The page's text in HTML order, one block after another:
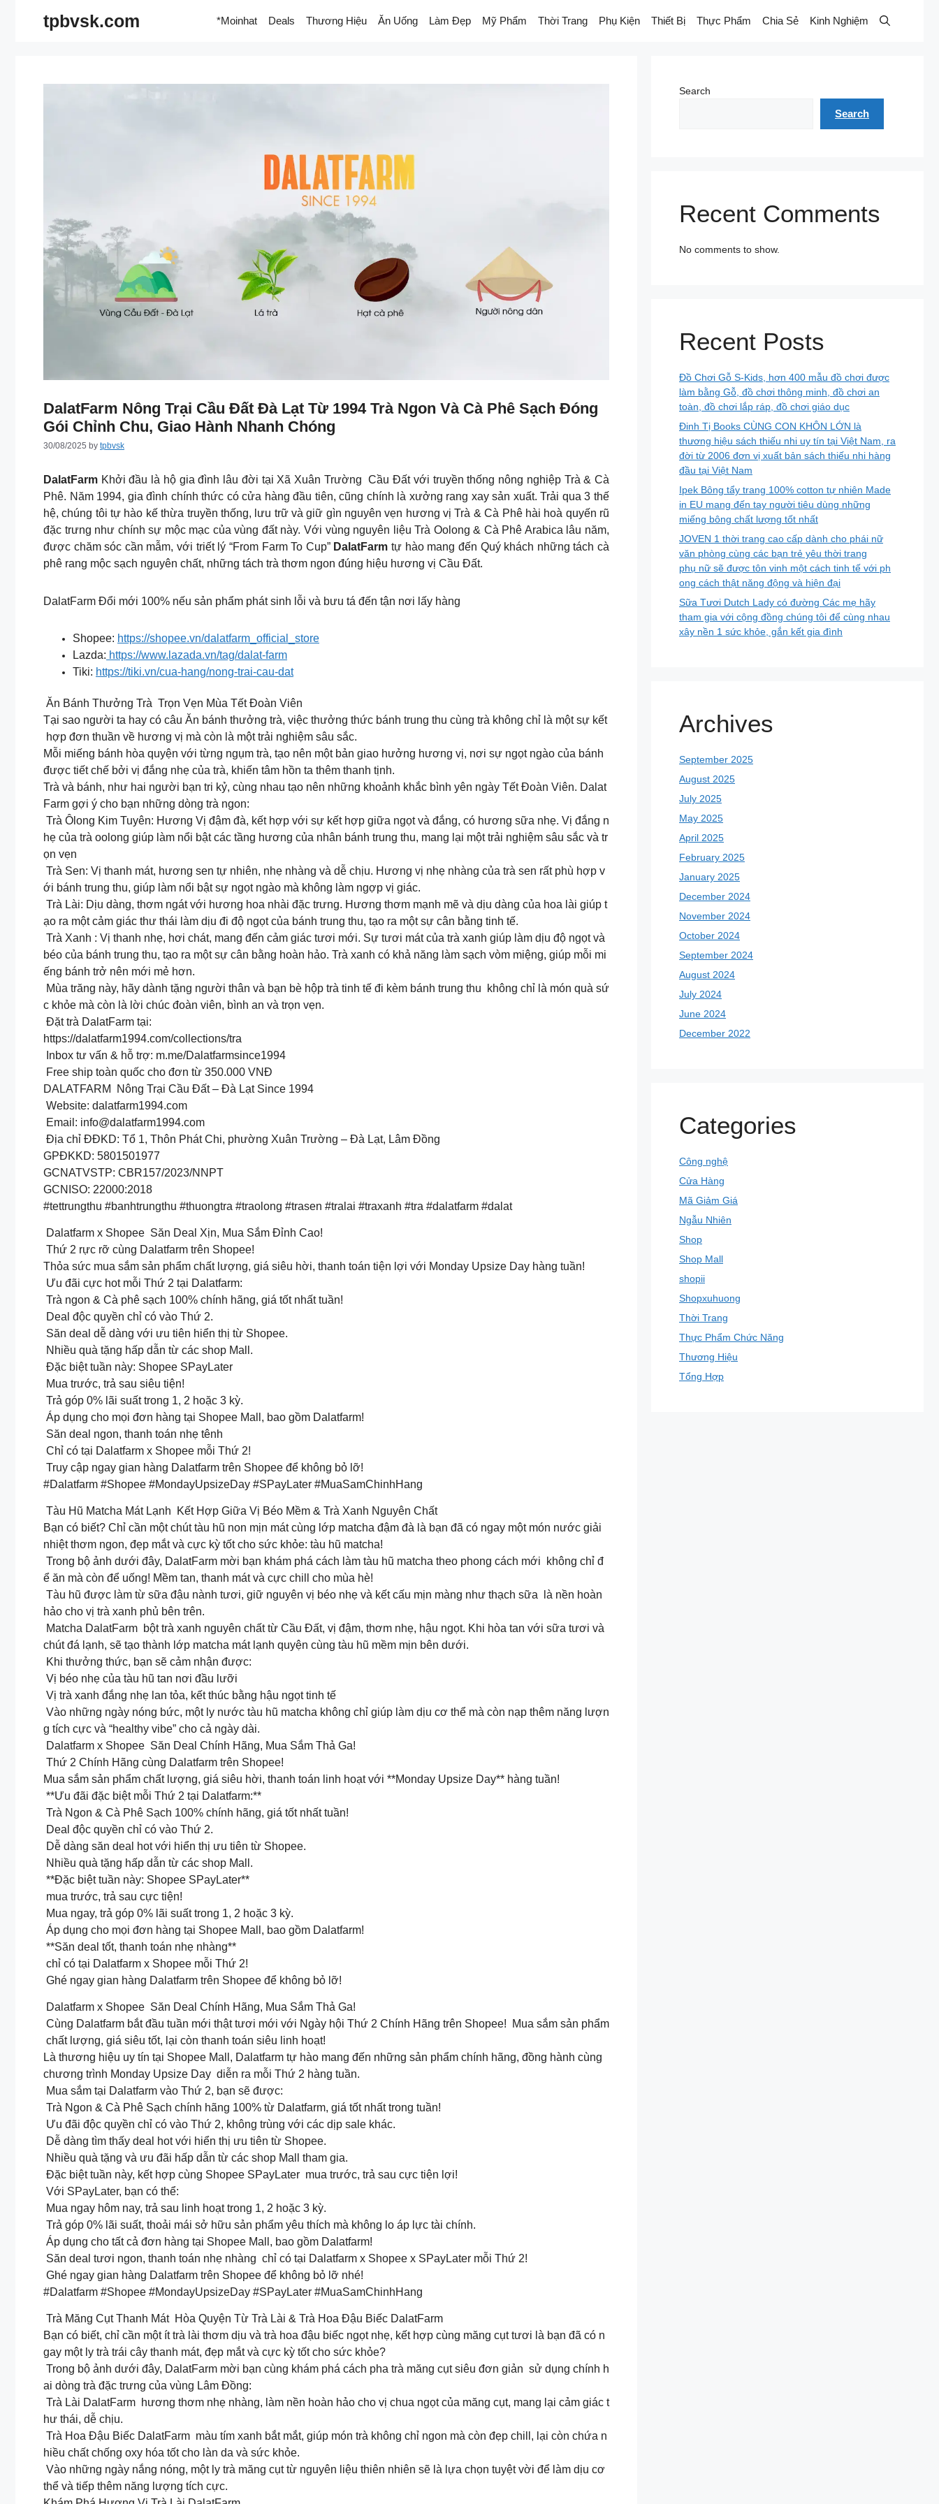
tpbvsk.com *Moinhat Deals Thương Hiệu Ăn Uống Làm Đẹp Mỹ Phẩm Thời Trang Phụ Kiện Thiết Bị Thực Phẩm Chia Sẻ Kinh Nghiệm
DalatFarm Nông Trại Cầu Đất Đà Lạt Từ 1994 Trà Ngon Và Cà Phê Sạch Đóng
Gói Chỉnh Chu, Giao Hành Nhanh Chóng
30/08/2025 by tpbvsk
DalatFarm Khởi đầu là hộ gia đình lâu đời tại Xã Xuân Trường Cầu Đất với truyền thống nông nghiệp Trà & Cà
Phê. Năm 1994, gia đình chính thức có cửa hàng đầu tiên, cũng chính là xưởng rang xay sản xuất. Trải qua 3 thế
hệ, chúng tôi tự hào kế thừa truyền thống, lưu trữ và giữ gìn nguyên vẹn hương vị Trà & Cà Phê hài hoà quyến rũ
đặc trưng như chính sự mộc mạc của vùng đất này. Với vùng nguyên liệu Trà Oolong & Cà Phê Arabica lâu năm,
được chăm sóc cần mẫm, với triết lý “From Farm To Cup” DalatFarm tự hào mang đến Quý khách những tách cà
phê rang mộc sạch nguyên chất, những tách trà thơm ngon đúng hiệu hương vị Cầu Đất.
DalatFarm Đổi mới 100% nếu sản phẩm phát sinh lỗi và bưu tá đến tận nơi lấy hàng
Shopee: https://shopee.vn/dalatfarm_official_store
Lazda: https://www.lazada.vn/tag/dalat-farm
Tiki: https://tiki.vn/cua-hang/nong-trai-cau-dat
Ăn Bánh Thưởng Trà Trọn Vẹn Mùa Tết Đoàn Viên
Tại sao người ta hay có câu Ăn bánh thưởng trà, việc thưởng thức bánh trung thu cùng trà không chỉ là một sự kết
hợp đơn thuần về hương vị mà còn là một trải nghiệm sâu sắc.
Mỗi miếng bánh hòa quyện với từng ngụm trà, tạo nên một bản giao hưởng hương vị, nơi sự ngọt ngào của bánh
được tiết chế bởi vị đắng nhẹ của trà, khiến tâm hồn ta thêm thanh tịnh.
Trà và bánh, như hai người bạn tri kỷ, cùng nhau tạo nên những khoảnh khắc bình yên ngày Tết Đoàn Viên. Dalat
Farm gợi ý cho bạn những dòng trà ngon:
Trà Ôlong Kim Tuyên: Hương Vị đậm đà, kết hợp với sự kết hợp giữa ngọt và đắng, có hương sữa nhẹ. Vị đắng n
hẹ của trà oolong giúp làm nổi bật các tầng hương của nhân bánh trung thu, mang lại một trải nghiệm sâu sắc và tr
ọn vẹn
Trà Sen: Vị thanh mát, hương sen tự nhiên, nhẹ nhàng và dễ chịu. Hương vị nhẹ nhàng của trà sen rất phù hợp v
ới bánh trung thu, giúp làm nổi bật sự ngọt ngào mà không làm ngợp vị giác.
Trà Lài: Dịu dàng, thơm ngát với hương hoa nhài đặc trưng. Hương thơm mạnh mẽ và dịu dàng của hoa lài giúp t
ạo ra một cảm giác thư thái làm dịu đi độ ngọt của bánh trung thu, tạo ra một sự cân bằng tinh tế.
Trà Xanh : Vị thanh nhẹ, hơi chát, mang đến cảm giác tươi mới. Sự tươi mát của trà xanh giúp làm dịu độ ngọt và
béo của bánh trung thu, tạo ra một sự cân bằng hoàn hảo. Trà xanh có khả năng làm sạch vòm miệng, giúp mỗi mi
ếng bánh trở nên mới mẻ hơn.
Mùa trăng này, hãy dành tặng người thân và bạn bè hộp trà tinh tế đi kèm bánh trung thu không chỉ là món quà sứ
c khỏe mà còn là lời chúc đoàn viên, bình an và trọn vẹn.
Đặt trà DalatFarm tại:
https://dalatfarm1994.com/collections/tra
Inbox tư vấn & hỗ trợ: m.me/Dalatfarmsince1994
Free ship toàn quốc cho đơn từ 350.000 VNĐ
DALATFARM Nông Trại Cầu Đất – Đà Lạt Since 1994
Website: dalatfarm1994.com
Email: info@dalatfarm1994.com
Địa chỉ ĐĐKD: Tổ 1, Thôn Phát Chi, phường Xuân Trường – Đà Lạt, Lâm Đồng
GPĐKKD: 5801501977
GCNATVSTP: CBR157/2023/NNPT
GCNISO: 22000:2018
#tettrungthu #banhtrungthu #thuongtra #traolong #trasen #tralai #traxanh #tra #dalatfarm #dalat
Dalatfarm x Shopee Săn Deal Xịn, Mua Sắm Đỉnh Cao!
Thứ 2 rực rỡ cùng Dalatfarm trên Shopee!
Thỏa sức mua sắm sản phẩm chất lượng, giá siêu hời, thanh toán tiện lợi với Monday Upsize Day hàng tuần!
Ưu đãi cực hot mỗi Thứ 2 tại Dalatfarm:
Trà ngon & Cà phê sạch 100% chính hãng, giá tốt nhất tuần!
Deal độc quyền chỉ có vào Thứ 2.
Săn deal dễ dàng với ưu tiên hiển thị từ Shopee.
Nhiều quà tặng hấp dẫn từ các shop Mall.
Đặc biệt tuần này: Shopee SPayLater
Mua trước, trả sau siêu tiện!
Trả góp 0% lãi suất trong 1, 2 hoặc 3 kỳ.
Áp dụng cho mọi đơn hàng tại Shopee Mall, bao gồm Dalatfarm!
Săn deal ngon, thanh toán nhẹ tênh
Chỉ có tại Dalatfarm x Shopee mỗi Thứ 2!
Truy cập ngay gian hàng Dalatfarm trên Shopee để không bỏ lỡ!
#Dalatfarm #Shopee #MondayUpsizeDay #SPayLater #MuaSamChinhHang
Tàu Hũ Matcha Mát Lạnh Kết Hợp Giữa Vị Béo Mềm & Trà Xanh Nguyên Chất
Bạn có biết? Chỉ cần một chút tàu hũ non mịn mát cùng lớp matcha đậm đà là bạn đã có ngay một món nước giải
nhiệt thơm ngon, đẹp mắt và cực kỳ tốt cho sức khỏe: tàu hũ matcha!
Trong bộ ảnh dưới đây, DalatFarm mời bạn khám phá cách làm tàu hũ matcha theo phong cách mới không chỉ đ
ể ăn mà còn để uống! Mềm tan, thanh mát và cực chill cho mùa hè!
Tàu hũ được làm từ sữa đậu nành tươi, giữ nguyên vị béo nhẹ và kết cấu mịn màng như thạch sữa là nền hoàn
hảo cho vị trà xanh phủ bên trên.
Matcha DalatFarm bột trà xanh nguyên chất từ Cầu Đất, vị đậm, thơm nhẹ, hậu ngọt. Khi hòa tan với sữa tươi và
chút đá lạnh, sẽ tạo thành lớp matcha mát lạnh quyện cùng tàu hũ mềm mịn bên dưới.
Khi thưởng thức, bạn sẽ cảm nhận được:
Vị béo nhẹ của tàu hũ tan nơi đầu lưỡi
Vị trà xanh đắng nhẹ lan tỏa, kết thúc bằng hậu ngọt tinh tế
️ Vào những ngày nóng bức, một ly nước tàu hũ matcha không chỉ giúp làm dịu cơ thể mà còn nạp thêm năng lượn
g tích cực và “healthy vibe” cho cả ngày dài.
Dalatfarm x Shopee Săn Deal Chính Hãng, Mua Sắm Thả Ga!
Thứ 2 Chính Hãng cùng Dalatfarm trên Shopee!
Mua sắm sản phẩm chất lượng, giá siêu hời, thanh toán linh hoạt với **Monday Upsize Day** hàng tuần!
**Ưu đãi đặc biệt mỗi Thứ 2 tại Dalatfarm:**
Trà Ngon & Cà Phê Sạch 100% chính hãng, giá tốt nhất tuần!
Deal độc quyền chỉ có vào Thứ 2.
Dễ dàng săn deal hot với hiển thị ưu tiên từ Shopee.
Nhiều quà tặng hấp dẫn từ các shop Mall.
**Đặc biệt tuần này: Shopee SPayLater**
mua trước, trả sau cực tiện!
Mua ngay, trả góp 0% lãi suất trong 1, 2 hoặc 3 kỳ.
Áp dụng cho mọi đơn hàng tại Shopee Mall, bao gồm Dalatfarm!
**Săn deal tốt, thanh toán nhẹ nhàng**
chỉ có tại Dalatfarm x Shopee mỗi Thứ 2!
Ghé ngay gian hàng Dalatfarm trên Shopee để không bỏ lỡ!
Dalatfarm x Shopee Săn Deal Chính Hãng, Mua Sắm Thả Ga!
Cùng Dalatfarm bắt đầu tuần mới thật tươi mới với Ngày hội Thứ 2 Chính Hãng trên Shopee! Mua sắm sản phẩm
chất lượng, giá siêu tốt, lại còn thanh toán siêu linh hoạt!
Là thương hiệu uy tín tại Shopee Mall, Dalatfarm tự hào mang đến những sản phẩm chính hãng, đồng hành cùng
chương trình Monday Upsize Day diễn ra mỗi Thứ 2 hàng tuần.
Mua sắm tại Dalatfarm vào Thứ 2, bạn sẽ được:
Trà Ngon & Cà Phê Sạch chính hãng 100% từ Dalatfarm, giá tốt nhất trong tuần!
Ưu đãi độc quyền chỉ có vào Thứ 2, không trùng với các dịp sale khác.
Dễ dàng tìm thấy deal hot với hiển thị ưu tiên từ Shopee.
Nhiều quà tặng và ưu đãi hấp dẫn từ các shop Mall tham gia.
Đặc biệt tuần này, kết hợp cùng Shopee SPayLater mua trước, trả sau cực tiện lợi!
Với SPayLater, bạn có thể:
Mua ngay hôm nay, trả sau linh hoạt trong 1, 2 hoặc 3 kỳ.
Trả góp 0% lãi suất, thoải mái sở hữu sản phẩm yêu thích mà không lo áp lực tài chính.
Áp dụng cho tất cả đơn hàng tại Shopee Mall, bao gồm Dalatfarm!
Săn deal tươi ngon, thanh toán nhẹ nhàng chỉ có tại Dalatfarm x Shopee x SPayLater mỗi Thứ 2!
Ghé ngay gian hàng Dalatfarm trên Shopee để không bỏ lỡ nhé!
#Dalatfarm #Shopee #MondayUpsizeDay #SPayLater #MuaSamChinhHang
Trà Măng Cụt Thanh Mát Hòa Quyện Từ Trà Lài & Trà Hoa Đậu Biếc DalatFarm
Bạn có biết, chỉ cần một ít trà lài thơm dịu và trà hoa đậu biếc ngọt nhẹ, kết hợp cùng măng cụt tươi là bạn đã có n
gay một ly trà trái cây thanh mát, đẹp mắt và cực kỳ tốt cho sức khỏe?
Trong bộ ảnh dưới đây, DalatFarm mời bạn cùng khám phá cách pha trà măng cụt siêu đơn giản sử dụng chính h
ai dòng trà đặc trưng của vùng Lâm Đồng:
Trà Lài DalatFarm hương thơm nhẹ nhàng, làm nền hoàn hảo cho vị chua ngọt của măng cụt, mang lại cảm giác t
hư thái, dễ chịu.
Trà Hoa Đậu Biếc DalatFarm màu tím xanh bắt mắt, giúp món trà không chỉ ngon mà còn đẹp chill, lại còn chứa n
hiều chất chống oxy hóa tốt cho làn da và sức khỏe.
️ Vào những ngày nắng nóng, một ly trà măng cụt từ nguyên liệu thiên nhiên sẽ là lựa chọn tuyệt vời để làm dịu cơ
thể và tiếp thêm năng lượng tích cực.
Search
Search
Recent Comments
No comments to show.
Recent Posts
Đồ Chơi Gỗ S-Kids, hơn 400 mẫu đồ chơi được
làm bằng Gỗ, đồ chơi thông minh, đồ chơi an
toàn, đồ chơi lắp ráp, đồ chơi giáo dục
Đinh Tị Books CÙNG CON KHÔN LỚN là
thương hiệu sách thiếu nhi uy tín tại Việt Nam, ra
đời từ 2006 đơn vị xuất bản sách thiếu nhi hàng
đầu tại Việt Nam
Ipek Bông tẩy trang 100% cotton tự nhiên Made
in EU mang đến tay người tiêu dùng những
miếng bông chất lượng tốt nhất
JOVEN 1 thời trang cao cấp dành cho phái nữ
văn phòng cùng các bạn trẻ yêu thời trang
phụ nữ sẽ được tôn vinh một cách tinh tế với ph
ong cách thật năng động và hiện đại
Sữa Tươi Dutch Lady có đường Các mẹ hãy
tham gia với cộng đồng chúng tôi để cùng nhau
xây nền 1 sức khỏe, gắn kết gia đình
Archives
September 2025
August 2025
July 2025
May 2025
April 2025
February 2025
January 2025
December 2024
November 2024
October 2024
September 2024
August 2024
July 2024
June 2024
December 2022
Categories
Công nghệ
Cửa Hàng
Mã Giảm Giá
Ngẫu Nhiên
Shop
Shop Mall
shopii
Shopxuhuong
Thời Trang
Thực Phẩm Chức Năng
Thương Hiệu
Tổng Hợp